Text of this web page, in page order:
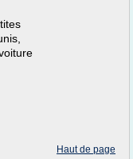
Haut de page